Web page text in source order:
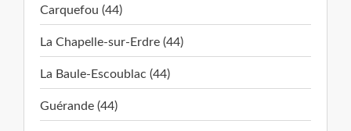
Carquefou (44)
La Chapelle-sur-Erdre (44)
La Baule-Escoublac (44)
Guérande (44)